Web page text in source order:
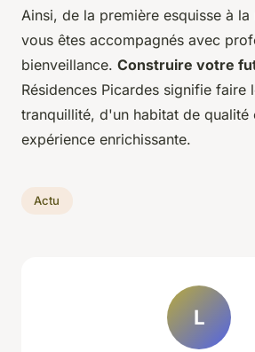
Ainsi, de la première esquisse à
vous êtes accompagnés avec
bienveillance. Construire votre
Résidences Picardes signifie faire
tranquillité, d'un habitat de qualité
expérience enrichissante.
Actu
L